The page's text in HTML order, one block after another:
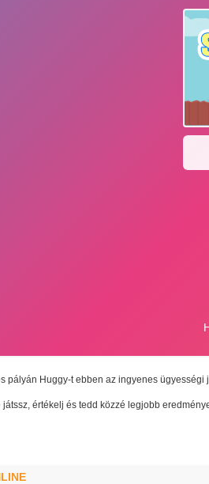
pályán Huggy-t ebben az ingyenes ügyességi
játssz, értékelj és tedd közzé legjobb